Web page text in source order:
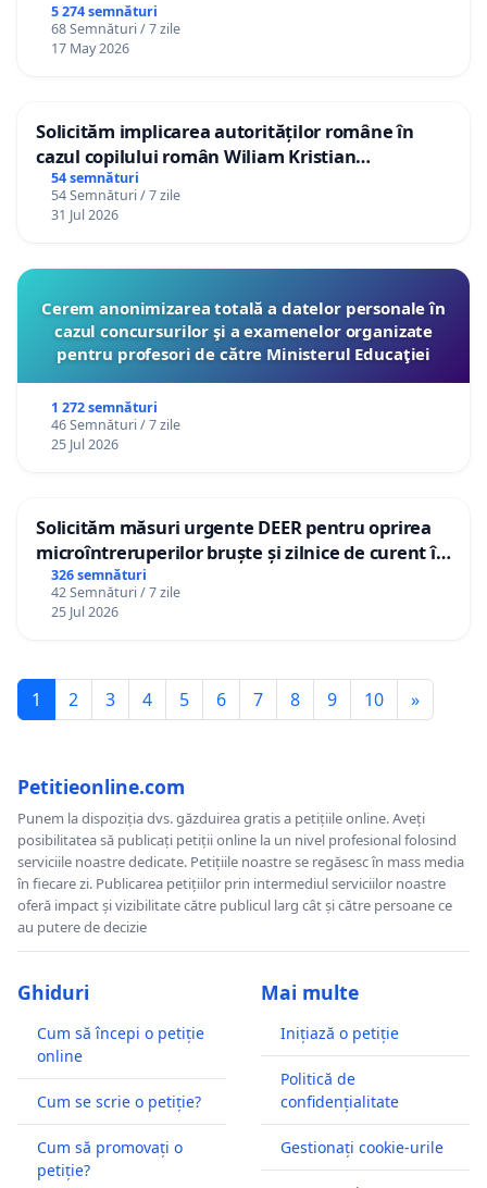
5 274 semnături
68 Semnături / 7 zile
17 May 2026
Solicităm implicarea autorităților române în
cazul copilului român Wiliam Kristian
Gheorghe, aflat în plasament în Danemarca de
12 ani
54 semnături
54 Semnături / 7 zile
31 Jul 2026
Cerem anonimizarea totală a datelor personale în
cazul concursurilor şi a examenelor organizate
pentru profesori de către Ministerul Educaţiei
1 272 semnături
46 Semnături / 7 zile
25 Jul 2026
Solicităm măsuri urgente DEER pentru oprirea
microîntreruperilor bruște și zilnice de curent în
Sâncraiu de Mureș și Nazna
326 semnături
42 Semnături / 7 zile
25 Jul 2026
1 2 3 4 5 6 7 8 9 10 »
Petitieonline.com
Punem la dispoziția dvs. găzduirea gratis a petițiile online. Aveți
posibilitatea să publicați petiții online la un nivel profesional folosind
serviciile noastre dedicate. Petițiile noastre se regăsesc în mass media
în fiecare zi. Publicarea petițiilor prin intermediul serviciilor noastre
oferă impact și vizibilitate către publicul larg cât și către persoane ce
au putere de decizie
Ghiduri
Cum să începi o petiție
online
Cum se scrie o petiție?
Cum să promovați o
petiție?
Mai multe
Inițiază o petiție
Politică de
confidențialitate
Gestionați cookie-urile